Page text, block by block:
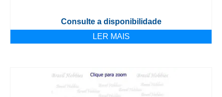
Consulte a disponibilidade
LER MAIS